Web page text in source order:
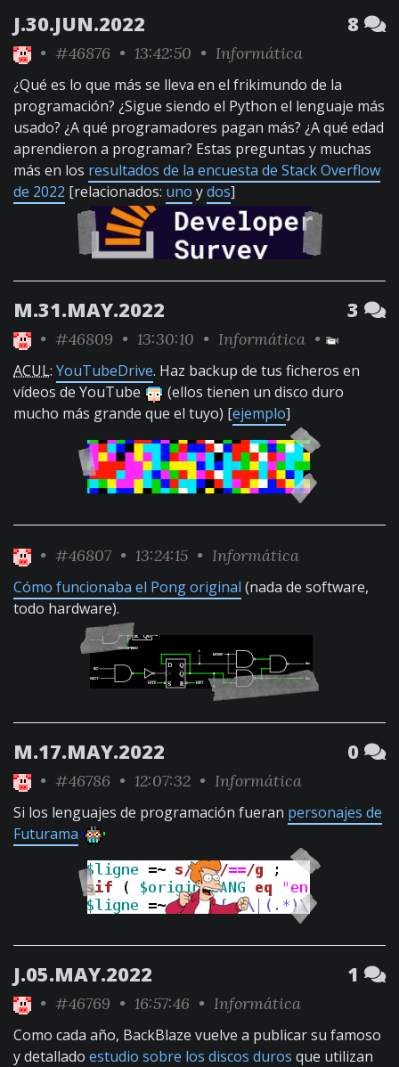
J.30.JUN.2022 8
• #46876 • 13:42:50 • Informática
¿Qué es lo que más se lleva en el frikimundo de la
programación? ¿Sigue siendo el Python el lenguaje más
usado? ¿A qué programadores pagan más? ¿A qué edad
aprendieron a programar? Estas preguntas y muchas
más en los resultados de la encuesta de Stack Overflow
de 2022 [relacionados: uno ydos]
M.31.MAY.2022 3
• #46809 • 13:30:10 • Informática •
ACUL: YouTubeDrive. Haz backup de tus ficheros en
vídeos de YouTube
(ellos tienen un disco duro
mucho más grande que el tuyo) [ejemplo]
• #46807 • 13:24:15 • Informática
Cómo funcionaba el Pong original (nada de software,
todo hardware).
M.17.MAY.2022 0
• #46786 • 12:07:32 • Informática
Si los lenguajes de programación fueran personajes de
Futurama
J.05.MAY.2022 1
• #46769 • 16:57:46 • Informática
Como cada año, BackBlaze vuelve a publicar su famoso
y detallado estudio sobre los discos duros que utilizan